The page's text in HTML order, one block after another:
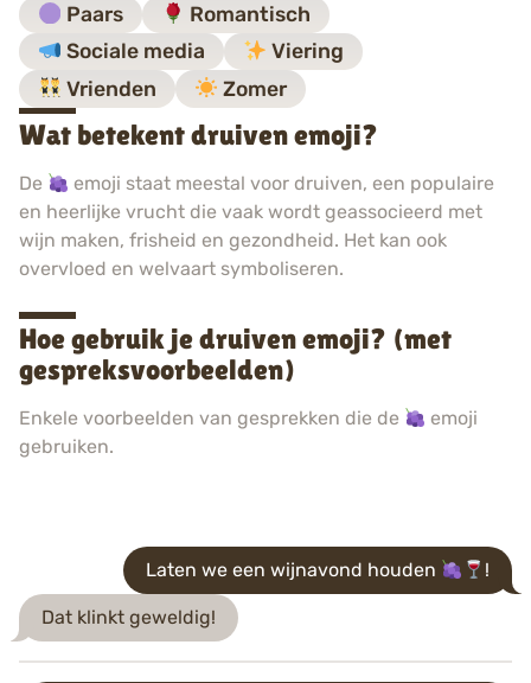
Paars
Romantisch
Sociale media
Viering
Vrienden
Zomer
Wat betekent druiven emoji?
De
emoji staat meestal voor druiven, een populaire
en heerlijke vrucht die vaak wordt geassocieerd met
wijn maken, frisheid en gezondheid. Het kan ook
overvloed en welvaart symboliseren.
Hoe gebruik je druiven emoji? (met
gespreksvoorbeelden)
Enkele voorbeelden van gesprekken die de
emoji
gebruiken.
Laten we een wijnavond houden !
Dat klinkt geweldig!